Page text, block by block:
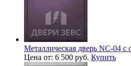
Металлическая дверь NC-04
Цена от: 6 500 руб. Купить